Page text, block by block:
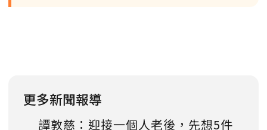
更多新聞報導
譚敦慈：迎接一個人老後，先想5件